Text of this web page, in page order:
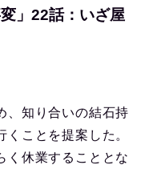
」22話：いざ屋
、知り合いの結石持
ことを提案した。
く休業することとな